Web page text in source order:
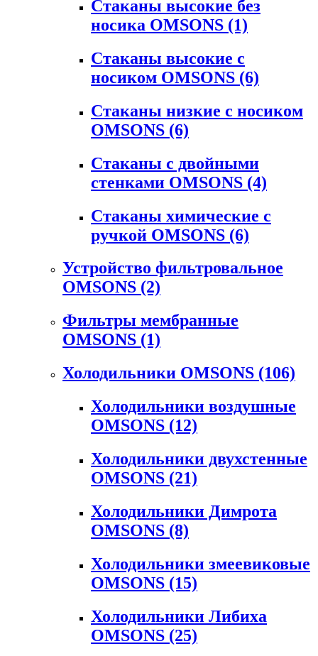
Стаканы высокие без
носика OMSONS (1)
Стаканы высокие с
носиком OMSONS (6)
Стаканы низкие с носиком
OMSONS (6)
Стаканы с двойными
стенками OMSONS (4)
Стаканы химические с
ручкой OMSONS (6)
Устройство фильтровальное
OMSONS (2)
Фильтры мембранные
OMSONS (1)
Холодильники OMSONS (106)
Холодильники воздушные
OMSONS (12)
Холодильники двухстенные
OMSONS (21)
Холодильники Димрота
OMSONS (8)
Холодильники змеевиковые
OMSONS (15)
Холодильники Либиха
OMSONS (25)